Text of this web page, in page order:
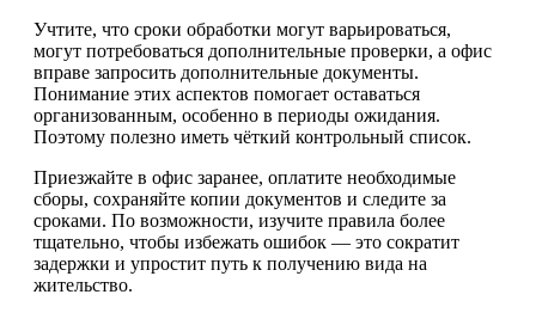
Учтите, что сроки обработки могут варьироваться,
могут потребоваться дополнительные проверки, а офис
вправе запросить дополнительные документы.
Понимание этих аспектов помогает оставаться
организованным, особенно в периоды ожидания.
Поэтому полезно иметь чёткий контрольный список.
Приезжайте в офис заранее, оплатите необходимые
сборы, сохраняйте копии документов и следите за
сроками. По возможности, изучите правила более
тщательно, чтобы избежать ошибок — это сократит
задержки и упростит путь к получению вида на
жительство.